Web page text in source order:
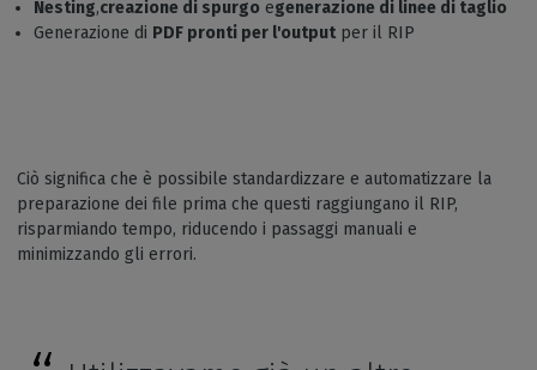
Nesting,creazione di spurgo egenerazione di linee di taglio
Generazione di PDF pronti per l'outputper il RIP
Ciò significa che è possibile standardizzare e automatizzare la
preparazione dei file prima che questi raggiungano il RIP,
risparmiando tempo, riducendo i passaggi manuali e
minimizzando gli errori.